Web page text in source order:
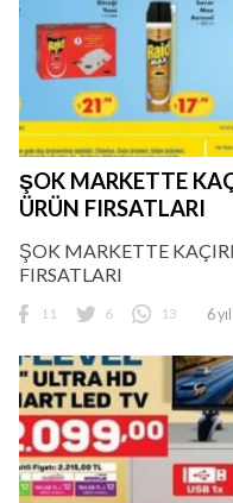
ŞOK MARKETTE
ÜRÜN FIRSATLARI
ŞOK MARKETTE
FIRSATLARI
11 6 13 6